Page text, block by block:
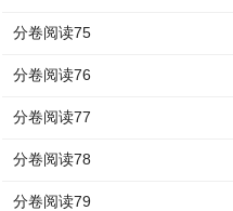
分卷阅读75
分卷阅读76
分卷阅读77
分卷阅读78
分卷阅读79